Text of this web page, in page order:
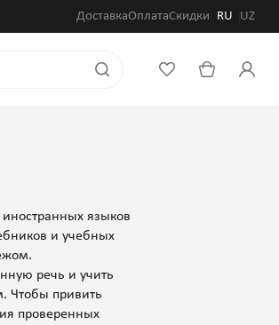
ДоставкаОплатаСкидки RU UZ
языков
и учебных
речь и учить
Чтобы привить
проверенных